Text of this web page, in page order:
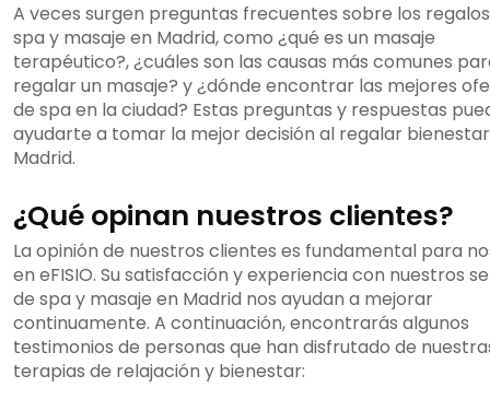
A veces surgen preguntas frecuentes sobre los
spa y masaje en Madrid, como ¿qué es un masaje
terapéutico?, ¿cuáles son las causas más comunes
regalar un masaje? y ¿dónde encontrar las mejores
de spa en la ciudad? Estas preguntas y respuestas
ayudarte a tomar la mejor decisión al regalar
Madrid.
¿Qué opinan nuestros clientes?
La opinión de nuestros clientes es fundamental para
en eFISIO. Su satisfacción y experiencia con nuestros
de spa y masaje en Madrid nos ayudan a mejorar
continuamente. A continuación, encontrarás algunos
testimonios de personas que han disfrutado de
terapias de relajación y bienestar: